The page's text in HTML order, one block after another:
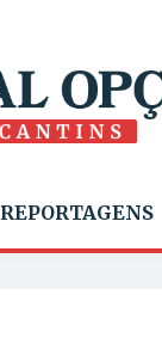
REPORTAGENS